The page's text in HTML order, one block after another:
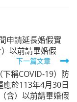
申請延長婚假實
以前請畢婚假
下一篇文章
稱COVID-19）防
於113年4月30日
（含）以前請畢婚假